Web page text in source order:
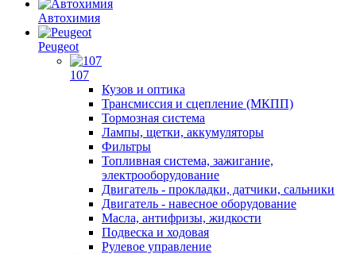
Автохимия
Peugeot
107
Кузов и оптика
Трансмиссия и сцепление (МКПП)
Тормозная система
Лампы, щетки, аккумуляторы
Фильтры
Топливная система, зажигание,
электрооборудование
Двигатель - прокладки, датчики, сальники
Двигатель - навесное оборудование
Масла, антифризы, жидкости
Подвеска и ходовая
Рулевое управление